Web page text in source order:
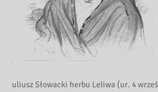
uliusz Słowacki herbu Leliwa (ur. 4